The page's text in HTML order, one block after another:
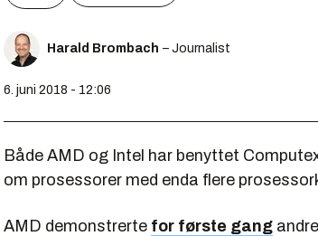
Harald Brombach – Journalist
6. juni 2018 - 12:06
Både AMD og Intel har benyttet
om prosessorer med enda flere
AMD demonstrerte for første gang